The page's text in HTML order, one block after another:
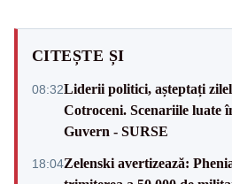
CITEȘTE ȘI
08:32Liderii politici, așteptați
Cotroceni. Scenariile luate
Guvern - SURSE
18:04Zelenski avertizează: